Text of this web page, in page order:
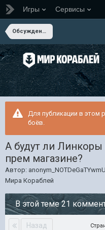
Игры Сервисы
Обсуждение Мира Кораблей
Для публикации в этом
боёв.
А будут ли
прем магазине?
Автор: anonym_NOTDeGaTYwmU
Мира Кораблей
В этой теме 21
Назад